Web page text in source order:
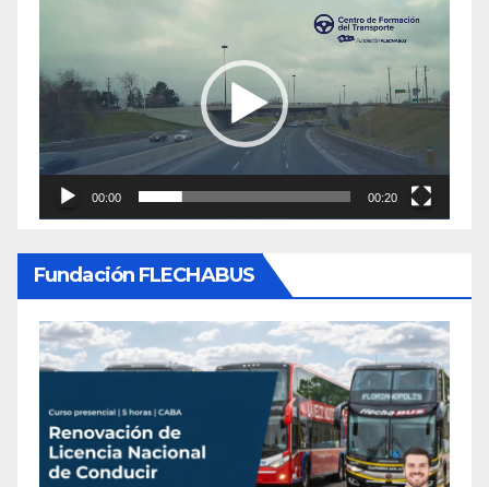
video
00:00 00:20
Fundación FLECHABUS